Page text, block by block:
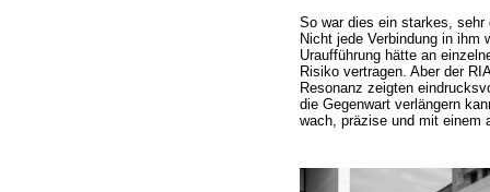
So war dies ein starkes,
Nicht jede Verbindung in ihm
Uraufführung hätte an
Risiko vertragen. Aber der
Resonanz zeigten
die Gegenwart verlängern
wach, präzise und mit einem